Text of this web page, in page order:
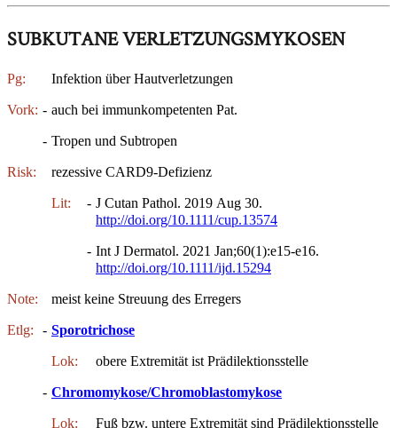
SUBKUTANE VERLETZUNGSMYKOSEN
Pg: Infektion über Hautverletzungen
Vork: - auch bei immunkompetenten Pat.
- Tropen und Subtropen
Risk: rezessive CARD9-Defizienz
Lit: - J Cutan Pathol. 2019 Aug 30.
http://doi.org/10.1111/cup.13574
- Int J Dermatol. 2021 Jan;60(1):e15-e16.
http://doi.org/10.1111/ijd.15294
Note: meist keine Streuung des Erregers
Etlg: - Sporotrichose
Lok: obere Extremität ist Prädilektionsstelle
- Chromomykose/Chromoblastomykose
Lok: Fuß bzw. untere Extremität sind Prädilektionsstelle